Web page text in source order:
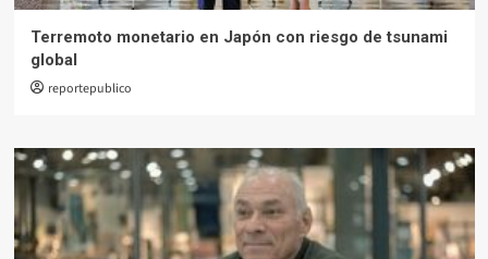
Terremoto monetario en Japón con riesgo de tsunami
global
reportepublico